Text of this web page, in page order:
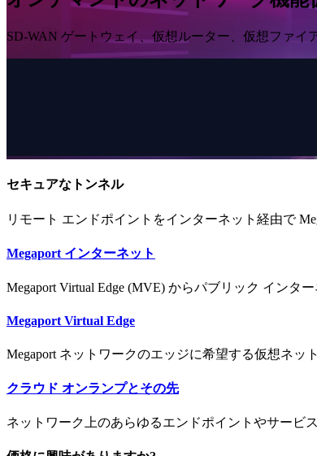
SD-WAN ゲートウェイ、仮想ルーター、仮想ファイ
セキュアなトンネル
リモート エンドポイントをインターネット経由で
Megaport インターネット
Megaport Virtual Edge (MVE) からパブリック インター
Megaport Virtual Edge
Megaport ネットワークのエッジに希望する仮想ネッ
クラウド オンランプとその先
ネットワーク上のあらゆるエンドポイントやサービ